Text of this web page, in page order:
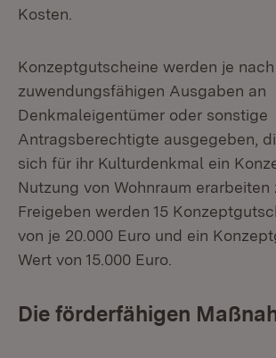
Kosten.
Konzeptgutscheine werden je
zuwendungsfähigen Ausgaben an
Denkmaleigentümer oder sonstige
Antragsberechtigte ausgegeben,
sich für ihr Kulturdenkmal ein
Nutzung von Wohnraum erarbeiten
Freigeben werden 15
von je 20.000 Euro und ein
Wert von 15.000 Euro.
Die förderfähigen